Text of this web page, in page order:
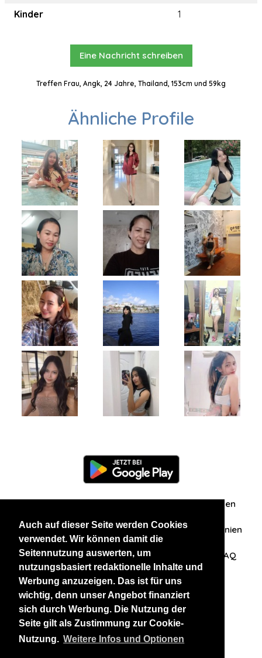
Auch auf dieser Seite werden Cookies
verwendet. Wir können damit die
Seitennutzung auswerten, um
nutzungsbasiert redaktionelle Inhalte und
Werbung anzuzeigen. Das ist für uns
wichtig, denn unser Angebot finanziert
sich durch Werbung. Die Nutzung der
Seite gilt als Zustimmung zur Cookie-
Nutzung. Weitere Infos und Optionen
Kinder
1
Eine Nachricht schreiben
Treffen Frau, Angk, 24 Jahre, Thailand, 153cm und 59kg
Ähnliche Profile
Zuschriften/Erfahrungen
Datenschutzerklärung AGB Datenschutzrichtlinien
Nehmen Sie Kontakt mit uns auf FAQ
Unsere anderen Websites
BlackAndBeauties RussianKisses